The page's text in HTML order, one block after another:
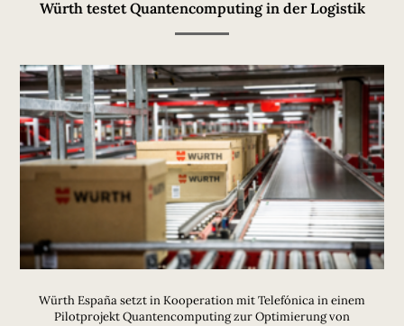
Würth testet Quantencomputing in der Logistik
Würth España setzt in Kooperation mit Telefónica in einem
Pilotprojekt Quantencomputing zur Optimierung von